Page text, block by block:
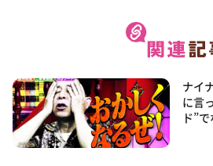
ナイ
に言
ド”